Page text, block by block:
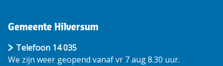
Gemeente Hilversum
Telefoon 14 035
We zijn weer geopend vanaf vr 7 aug 8.30 uur.